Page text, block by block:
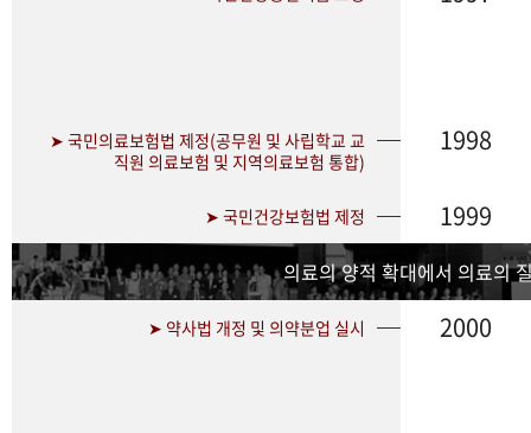
➤ 국민의료보험법 제정(공무원 및 사립학교 교
직원 의료보험 및 지역의료보험 통합)
1998
➤ 국민건강보험법 제정 1999
의료의 양적 확대에서 의료의
➤ 약사법 개정 및 의약분업 실시 2000